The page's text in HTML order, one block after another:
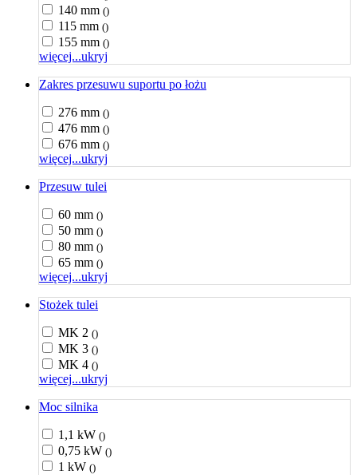
140 mm ()
115 mm ()
155 mm ()
więcej...ukryj
Zakres przesuwu suportu po łożu
276 mm ()
476 mm ()
676 mm ()
więcej...ukryj
Przesuw tulei
60 mm ()
50 mm ()
80 mm ()
65 mm ()
więcej...ukryj
Stożek tulei
MK 2 ()
MK 3 ()
MK 4 ()
więcej...ukryj
Moc silnika
1,1 kW ()
0,75 kW ()
1 kW ()